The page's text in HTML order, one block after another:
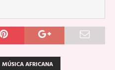
MÚSICA AFRICANA